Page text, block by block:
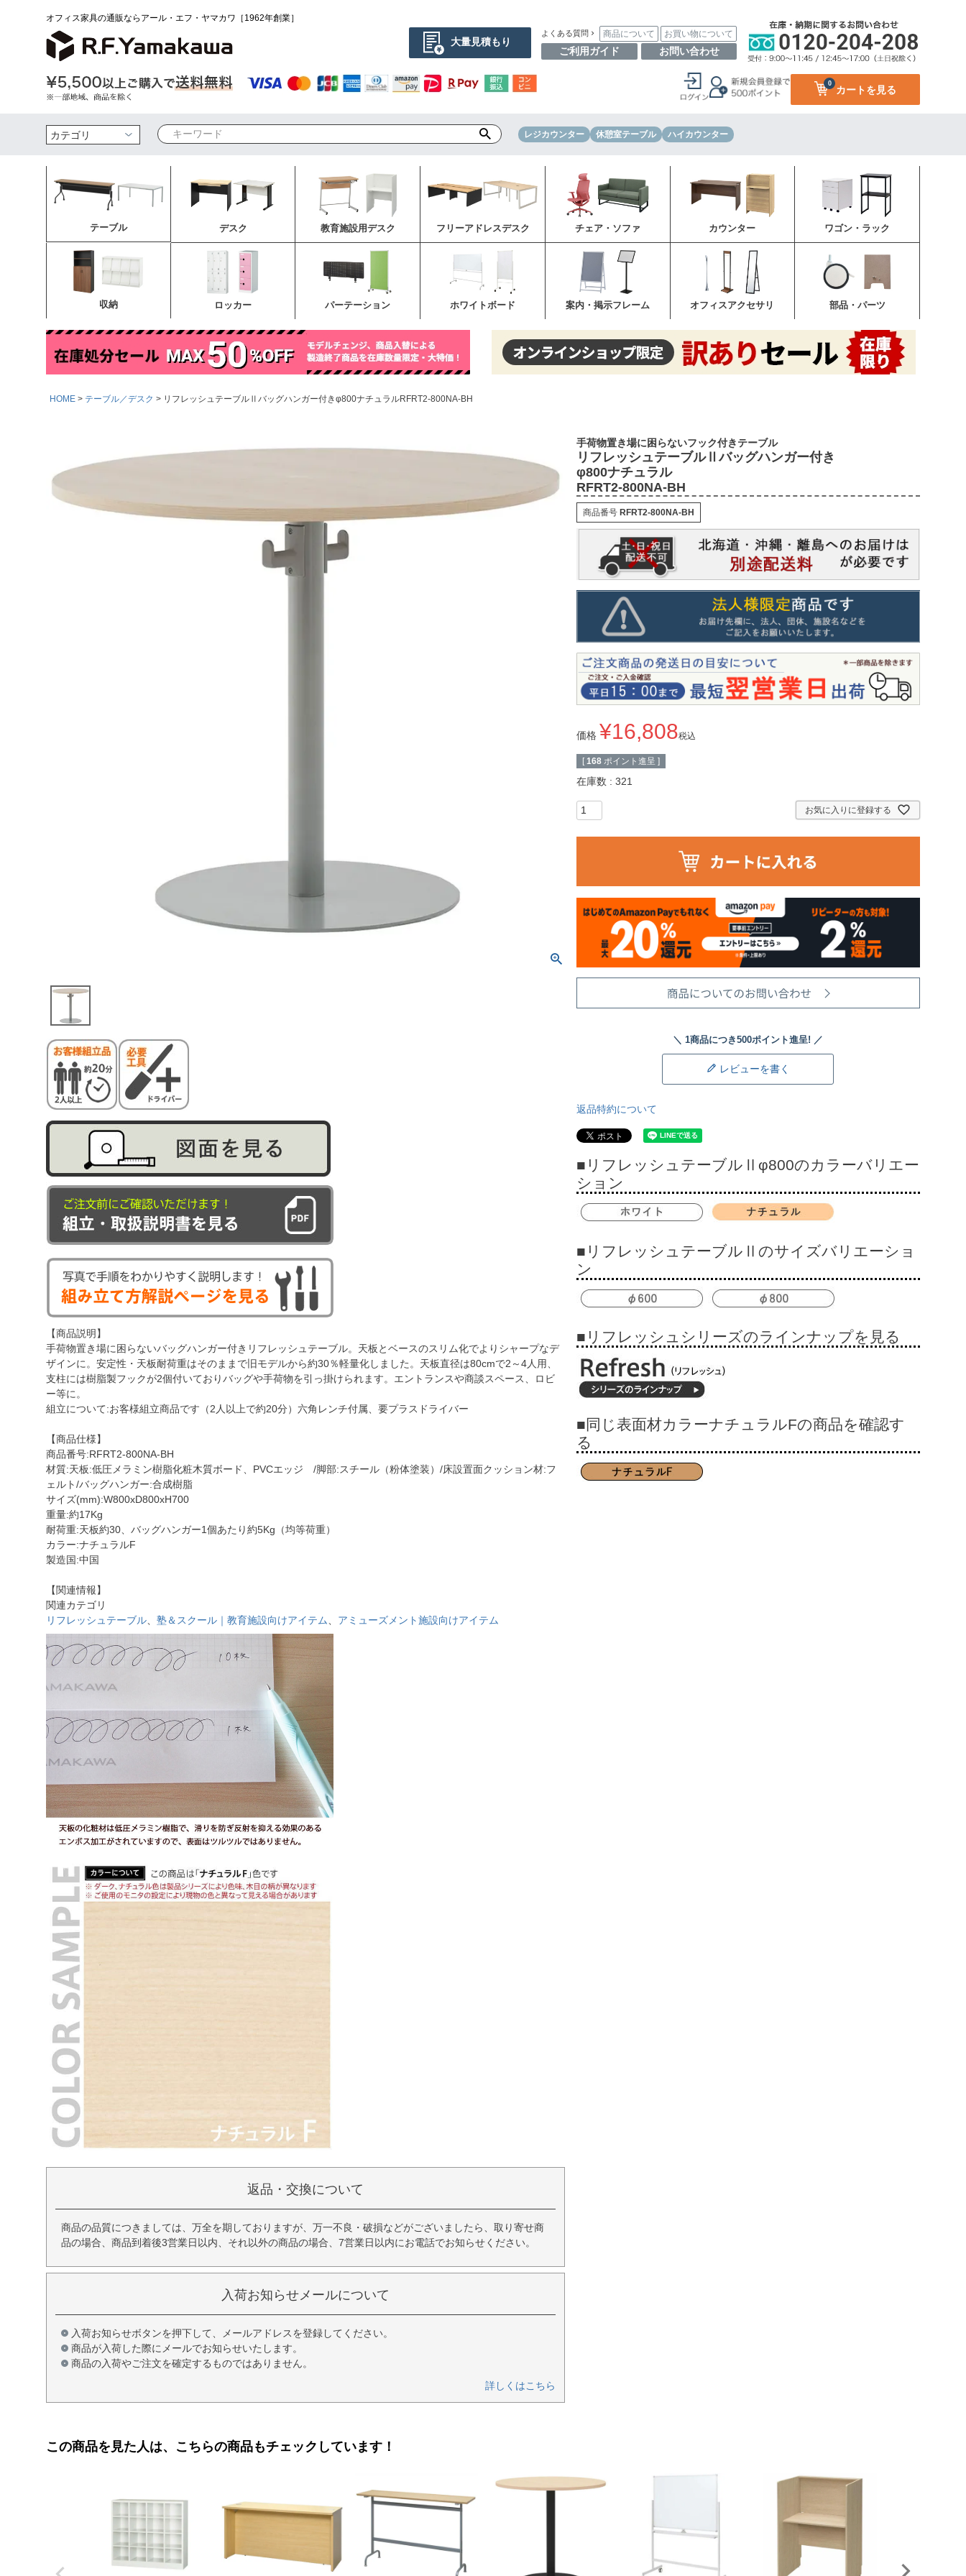
オフィス家具の通販ならアール・エフ・ヤマカワ［1962年創業］
大量見積もり
よくある質問 商品について お買い物について
ご利用ガイド お問い合わせ
カートを見る
0
検索 レジカウンター 休憩室テーブル ハイカウンター
テーブル デスク 教育施設用デスク フリーアドレスデスク チェア・ソファ カウンター ワゴン・ラック
収納 ロッカー パーテーション ホワイトボード 案内・掲示フレーム オフィスアクセサリ 部品・パーツ
HOME テーブル／デスク リフレッシュテーブルⅡバッグハンガー付きφ800ナチュラルRFRT2-800NA-BH
【商品説明】
手荷物置き場に困らないバッグハンガー付きリフレッシュテーブル。天板とベースのスリム化でよりシャープなデ
ザインに。安定性・天板耐荷重はそのままで旧モデルから約30％軽量化しました。天板直径は80cmで2～4人用、
支柱には樹脂製フックが2個付いておりバッグや手荷物を引っ掛けられます。エントランスや商談スペース、ロビ
ー等に。
組立について:お客様組立商品です（2人以上で約20分）六角レンチ付属、要プラスドライバー
【商品仕様】
商品番号:RFRT2-800NA-BH
材質:天板:低圧メラミン樹脂化粧木質ボード、PVCエッジ /脚部:スチール（粉体塗装）/床設置面クッション材:フ
ェルト/バッグハンガー:合成樹脂
サイズ(mm):W800xD800xH700
重量:約17Kg
耐荷重:天板約30、バッグハンガー1個あたり約5Kg（均等荷重）
カラー:ナチュラルF
製造国:中国
【関連情報】
関連カテゴリ
リフレッシュテーブル、 塾＆スクール｜教育施設向けアイテム、 アミューズメント施設向けアイテム
返品・交換について
商品の品質につきましては、万全を期しておりますが、万一不良・破損などがございましたら、取り寄せ商
品の場合、商品到着後3営業日以内、それ以外の商品の場合、7営業日以内にお電話でお知らせください。
入荷お知らせメールについて
入荷お知らせボタンを押下して、メールアドレスを登録してください。
商品が入荷した際にメールでお知らせいたします。
商品の入荷やご注文を確定するものではありません。
詳しくはこちら
手荷物置き場に困らないフック付きテーブル
リフレッシュテーブルⅡバッグハンガー付き
φ800ナチュラル
RFRT2-800NA-BH
商品番号 RFRT2-800NA-BH
価格 ¥16,808税込
[ 168 ポイント進呈 ]
在庫数 321
お気に入りに登録する
レビューを書く
返品特約について
■リフレッシュテーブルⅡφ800のカラーバリエー
ション
■リフレッシュテーブルⅡのサイズバリエーショ
ン
■リフレッシュシリーズのラインナップを見る
■同じ表面材カラーナチュラルFの商品を確認す
る
この商品を見た人は、こちらの商品もチェックしています！